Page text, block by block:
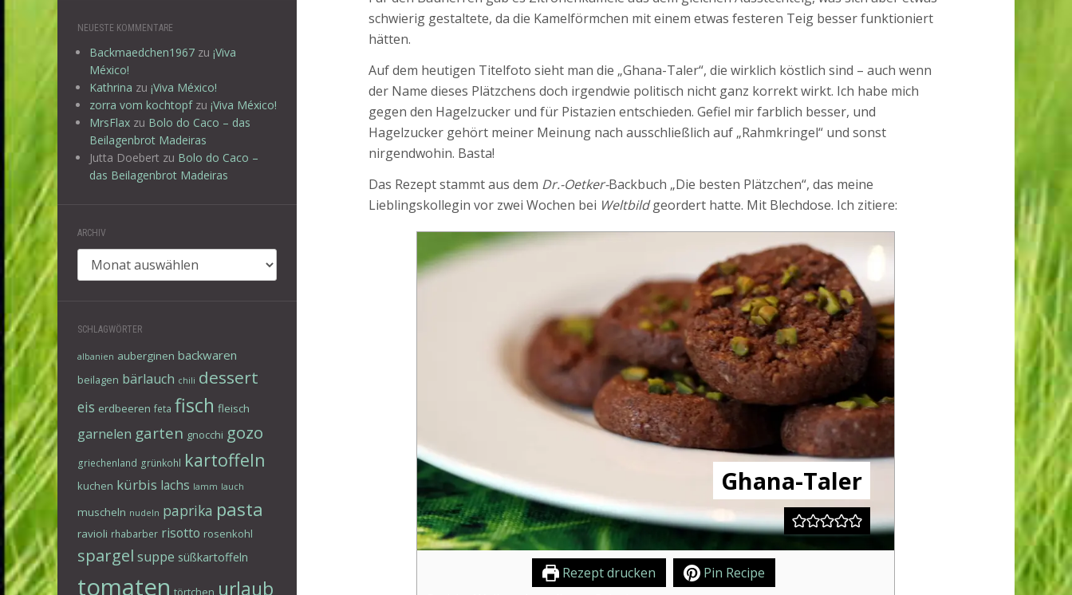
NEUESTE KOMMENTARE
Backmaedchen1967 zu ¡Viva
México!
Kathrina zu ¡Viva México!
zorra vom kochtopfzu ¡Viva México!
MrsFlax zu Bolo do Caco – das
Beilagenbrot Madeiras
Jutta Doebert zu Bolo do Caco –
das Beilagenbrot Madeiras
ARCHIV
SCHLAGWÖRTER
albanien auberginen backwaren
beilagen bärlauch chili dessert
eis erdbeeren feta fisch fleisch
garnelen garten gnocchi gozo
griechenland grünkohl kartoffeln
kuchen kürbis lachs lamm lauch
muscheln nudeln paprika pasta
ravioli rhabarber risotto rosenkohl
spargel suppe süßkartoffeln
tomaten törtchen urlaub
schwierig gestaltete, da die Kamelförmchen mit einem etwas festeren Teig besser funktioniert
hätten.
Auf dem heutigen Titelfoto sieht man die „Ghana-Taler“, die wirklich köstlich sind – auch wenn
der Name dieses Plätzchens doch irgendwie politisch nicht ganz korrekt wirkt. Ich habe mich
gegen den Hagelzucker und für Pistazien entschieden. Gefiel mir farblich besser, und
Hagelzucker gehört meiner Meinung nach ausschließlich auf „Rahmkringel“ und sonst
nirgendwohin. Basta!
Das Rezept stammt aus dem Dr.-Oetker-Backbuch „Die besten Plätzchen“, das meine
Lieblingskollegin vor zwei Wochen bei Weltbildgeordert hatte. Mit Blechdose. Ich zitiere:
Ghana-Taler
Rezept drucken
Pin Recipe